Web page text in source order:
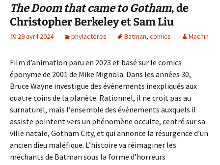
The Doom that came to Gotham, de
Christopher Berkeley et Sam Liu
29 avril 2024 phylactères Batman, comics Machin
Film d’animation paru en 2023 et basé sur le comics
éponyme de 2001 de Mike Mignola. Dans les années 30,
Bruce Wayne investigue des événements inexpliqués aux
quatre coins de la planète. Rationnel, il ne croit pas au
surnaturel, mais l’ensemble des événements auxquels il
assiste pointent vers un phénomène occulte, centré sur sa
ville natale, Gotham City, et qui annonce la résurgence d’un
ancien dieu maléfique. L’histoire va réimaginer les
méchants de Batman sous la forme d’horreurs